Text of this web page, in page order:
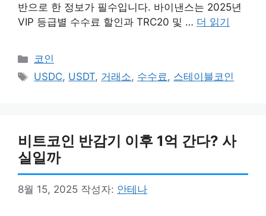
반으로 한 정보가 필수입니다. 바이낸스는 2025년
VIP 등급별 수수료 할인과 TRC20 및 … 더 읽기
카
테
코인
태
USDC, USDT, 거래소, 수수료, 스테이블코인
비트코인 반감기 이후 1억 간다? 사
실일까
8월 15, 2025 작성자: 안테나